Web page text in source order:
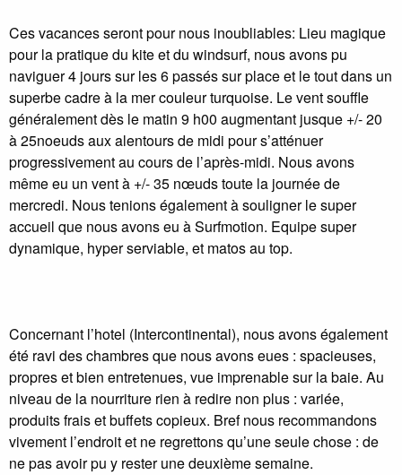
Ces vacances seront pour nous inoubliables: Lieu magique
pour la pratique du kite et du windsurf, nous avons pu
naviguer 4 jours sur les 6 passés sur place et le tout dans un
superbe cadre à la mer couleur turquoise. Le vent souffle
généralement dès le matin 9 h00 augmentant jusque +/- 20
à 25noeuds aux alentours de midi pour s’atténuer
progressivement au cours de l’après-midi. Nous avons
même eu un vent à +/- 35 nœuds toute la journée de
mercredi. Nous tenions également à souligner le super
accueil que nous avons eu à Surfmotion. Equipe super
dynamique, hyper serviable, et matos au top.
Concernant l’hotel (Intercontinental), nous avons également
été ravi des chambres que nous avons eues : spacieuses,
propres et bien entretenues, vue imprenable sur la baie. Au
niveau de la nourriture rien à redire non plus : variée,
produits frais et buffets copieux. Bref nous recommandons
vivement l’endroit et ne regrettons qu’une seule chose : de
ne pas avoir pu y rester une deuxième semaine.